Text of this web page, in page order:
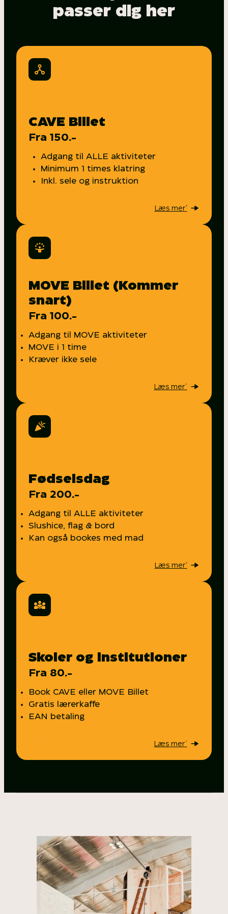
passer dig her
CAVE Billet
Fra 150.-
Adgang til ALLE aktiviteter
Minimum 1 times klatring
Inkl. sele og instruktion
Læs mer’
MOVE Billet (Kommer
snart)
Fra 100.-
Adgang til MOVE aktiviteter
MOVE i 1 time
Kræver ikke sele
Læs mer´
Fødselsdag
Fra 200.-
Adgang til ALLE aktiviteter
Slushice, flag & bord
Kan også bookes med mad
Læs mer’
Skoler og institutioner
Fra 80.-
Book CAVE eller MOVE Billet
Gratis lærerkaffe
EAN betaling
Læs mer´